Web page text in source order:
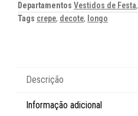
Departamentos Vestidos de Festa,
Tags crepe, decote, longo
Descrição
Informação adicional